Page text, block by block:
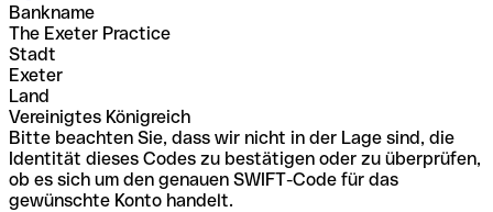
Bankname
The Exeter Practice
Stadt
Exeter
Land
Vereinigtes Königreich
Bitte beachten Sie, dass wir nicht in der Lage sind, die
Identität dieses Codes zu bestätigen oder zu überprüfen,
ob es sich um den genauen SWIFT-Code für das
gewünschte Konto handelt.